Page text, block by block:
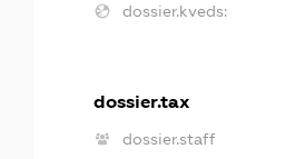
dossier.kveds:
dossier.tax
dossier.staff